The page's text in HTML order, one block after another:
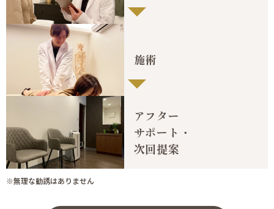
施術
アフター
サポート・
次回提案
※無理な勧誘はありません